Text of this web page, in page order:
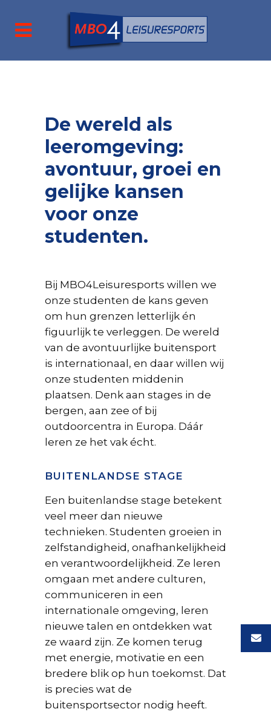
De wereld als
leeromgeving:
avontuur, groei en
gelijke kansen
voor onze
studenten.
Bij MBO4Leisuresports willen we
onze studenten de kans geven
om hun grenzen letterlijk én
figuurlijk te verleggen. De wereld
van de avontuurlijke buitensport
is internationaal, en daar willen wij
onze studenten middenin
plaatsen. Denk aan stages in de
bergen, aan zee of bij
outdoorcentra in Europa. Dáár
leren ze het vak écht.
BUITENLANDSE STAGE
Een buitenlandse stage betekent
veel meer dan nieuwe
technieken. Studenten groeien in
zelfstandigheid, onafhankelijkheid
en verantwoordelijkheid. Ze leren
omgaan met andere culturen,
communiceren in een
internationale omgeving, leren
nieuwe talen en ontdekken wat
ze waard zijn. Ze komen terug
met energie, motivatie en een
bredere blik op hun toekomst. Dat
is precies wat de
buitensportsector nodig heeft.